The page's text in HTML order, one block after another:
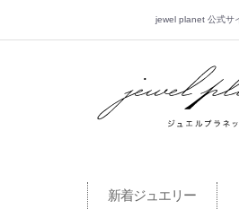
jewel planet 公式サ
jewel
新着ジュエリー